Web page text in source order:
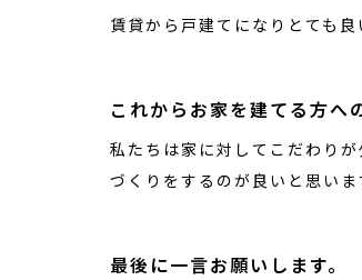
賃貸から戸建てになりとても
これからお家を建てる方へ
私たちは家に対してこだわり
づくりをするのが良いと思いま
最後に一言お願いします。